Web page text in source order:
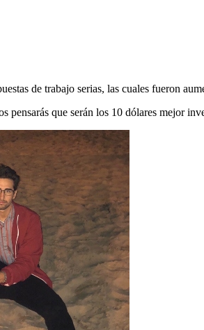
de trabajo serias, las cuales fueron
pensarás que serán los 10 dólares mejor